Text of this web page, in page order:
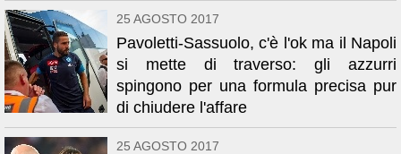
25 AGOSTO 2017
Pavoletti-Sassuolo, c'è l'ok ma il Napoli
si mette di traverso: gli azzurri
spingono per una formula precisa pur
di chiudere l'affare
25 AGOSTO 2017